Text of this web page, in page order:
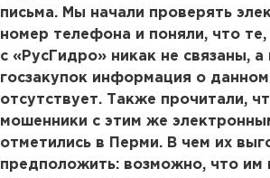
письма. Мы начали проверять
номер телефона и поняли, что те,
с «РусГидро» никак не связаны, а
госзакупок информация о
отсутствует. Также прочитали,
мошенники с этим же
отметились в Перми. В чем их
предположить: возможно, что им